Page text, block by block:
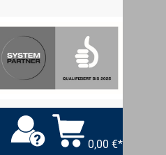
0,00 €*